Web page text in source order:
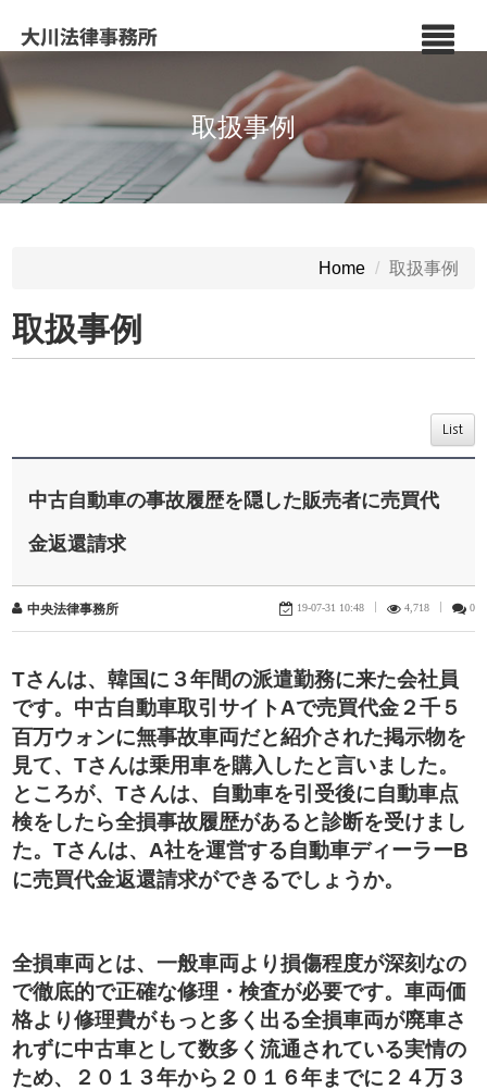
取扱事例
Home 取扱事例
取扱事例
List
中古自動車の事故履歴を隠した販売者に売買代
金返還請求
中央法律事務所 19-07-31 10:48 4,718 0
​Tさんは、韓国に３年間の派遣勤務に来た会社員
です。中古自動車取引サイトAで売買代金２千５
百万ウォンに無事故車両だと紹介された掲示物を
見て、Tさんは乗用車を購入したと言いました。
ところが、Tさんは、自動車を引受後に自動車点
検をしたら全損事故履歴があると診断を受けまし
た。Tさんは、A社を運営する自動車ディーラーB
に売買代金返還請求ができるでしょうか。
全損車両とは、一般車両より損傷程度が深刻なの
で徹底的で正確な修理・検査が必要です。車両価
格より修理費がもっと多く出る全損車両が廃車さ
れずに中古車として数多く流通されている実情の
ため、２０１３年から２０１６年までに２４万３